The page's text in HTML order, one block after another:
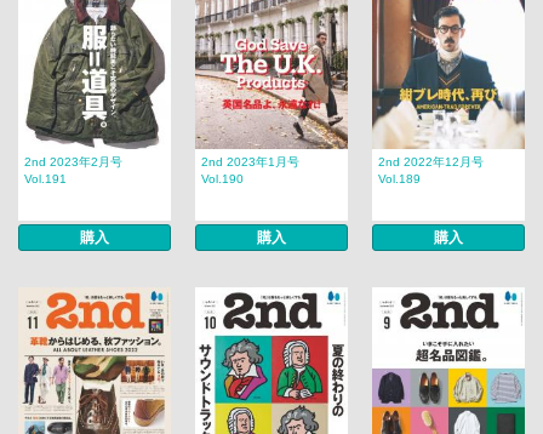
2nd 2023年2月号
Vol.191
購入
2nd 2023年1月号
Vol.190
購入
2nd 2022年12月号
Vol.189
購入